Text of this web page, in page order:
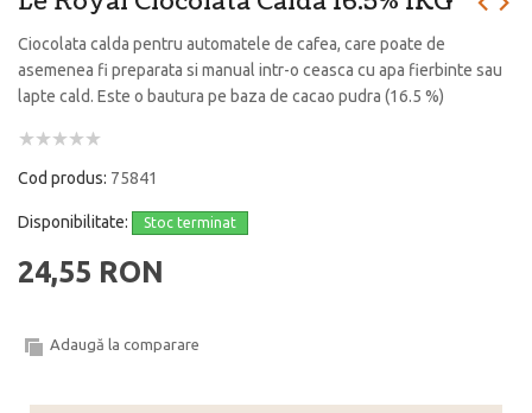
Ciocolata calda pentru automatele de cafea, care poate de
asemenea fi preparata si manual intr-o ceasca cu apa fierbinte sau
lapte cald. Este o bautura pe baza de cacao pudra (16.5 %)
Cod produs: 75841
Disponibilitate: Stoc terminat
24,55 RON
Adaugă la comparare